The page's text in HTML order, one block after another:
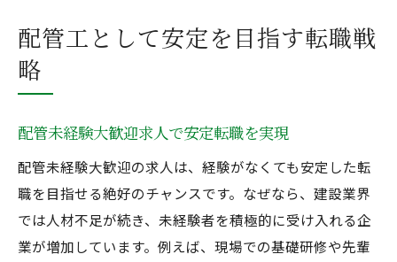
配管工として安定を目指す転職戦
略
配管未経験大歓迎求人で安定転職を実現
配管未経験大歓迎の求人は、経験がなくても安定した転
職を目指せる絶好のチャンスです。なぜなら、建設業界
では人材不足が続き、未経験者を積極的に受け入れる企
業が増加しています。例えば、現場での基礎研修や先輩